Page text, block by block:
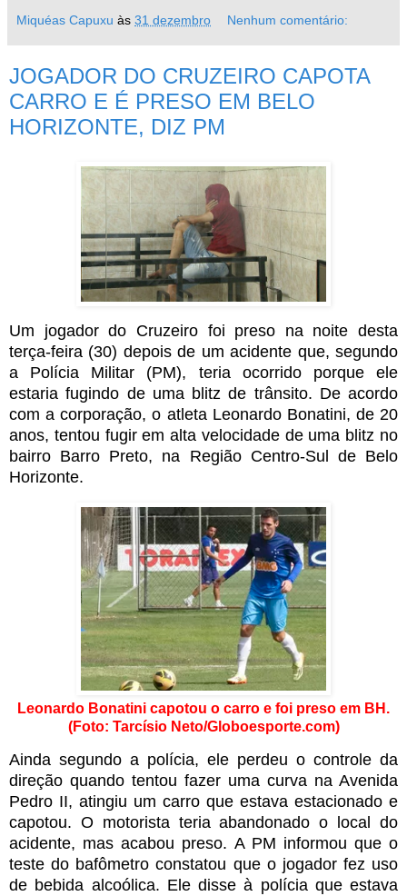
Miquéas Capuxu às 31 dezembro Nenhum comentário:
JOGADOR DO CRUZEIRO CAPOTA
CARRO E É PRESO EM BELO
HORIZONTE, DIZ PM
Um jogador do Cruzeiro foi preso na noite desta
terça-feira (30) depois de um acidente que, segundo
a Polícia Militar (PM), teria ocorrido porque ele
estaria fugindo de uma blitz de trânsito. De acordo
com a corporação, o atleta Leonardo Bonatini, de 20
anos, tentou fugir em alta velocidade de uma blitz no
bairro Barro Preto, na Região Centro-Sul de Belo
Horizonte.
Leonardo Bonatini capotou o carro e foi preso em BH.
(Foto: Tarcísio Neto/Globoesporte.com)
Ainda segundo a polícia, ele perdeu o controle da
direção quando tentou fazer uma curva na Avenida
Pedro II, atingiu um carro que estava estacionado e
capotou. O motorista teria abandonado o local do
acidente, mas acabou preso. A PM informou que o
teste do bafômetro constatou que o jogador fez uso
de bebida alcoólica. Ele disse à polícia que estava